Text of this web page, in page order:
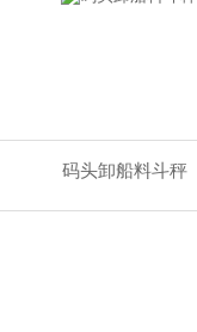
码头卸船料斗秤